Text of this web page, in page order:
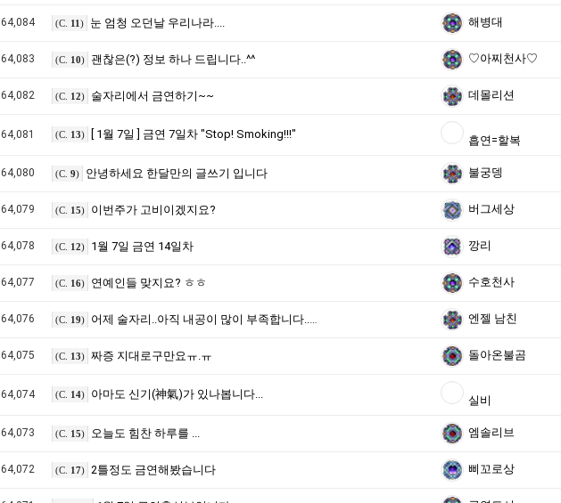
64,084 (C. 11) 눈 엄청 오던날 우리나라.... 해병대
64,083 (C. 10) 괜찮은(?) 정보 하나 드립니다..^^ ♡아찌천사♡
64,082 (C. 12) 술자리에서 금연하기~~ 데몰리션
64,081 (C. 13) [ 1월 7일 ] 금연 7일차 "Stop! Smoking!!!" 흡연=할복
64,080 (C. 9) 안녕하세요 한달만의 글쓰기 입니다 불궁뎅
64,079 (C. 15) 이번주가 고비이겠지요? 버그세상
64,078 (C. 12) 1월 7일 금연 14일차 깡리
64,077 (C. 16) 연예인들 맞지요? ㅎㅎ 수호천사
64,076 (C. 19) 어제 술자리..아직 내공이 많이 부족합니다..ㅠㅠ 엔젤 남친
64,075 (C. 13) 짜증 지대로구만요ㅠ.ㅠ 돌아온불곰
64,074 (C. 14) 아마도 신기(神氣)가 있나봅니다... 실비
64,073 (C. 15) 오늘도 힘찬 하루를 ... 엠솔리브
64,072 (C. 17) 2틀정도 금연해봤습니다 삐꼬로상